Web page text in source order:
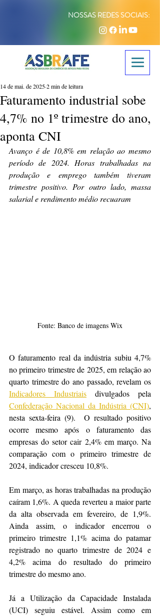
NOSSAS REDES SOCIAIS:
Faturamento industrial sobe
4,7% no 1º trimestre do ano,
aponta CNI
14 de mai. de 20252 min de leitura
Avanço é de 10,8% em relação ao mesmo
período de 2024. Horas trabalhadas na
produção e emprego também tiveram
trimestre positivo. Por outro lado, massa
salarial e rendimento médio recuaram
Fonte: Banco de imagens Wix
O faturamento real da indústria subiu 4,7%
no primeiro trimestre de 2025, em relação ao
Indicadores Industriais
Confederação Nacional da Indústria (CNI),
nesta sexta-feira (9).  O resultado positivo
ocorre mesmo após o faturamento das
empresas do setor cair 2,4% em março. Na
comparação com o primeiro trimestre de
2024, indicador cresceu 10,8%.
Em março, as horas trabalhadas na produção
caíram 1,6%. A queda reverteu a maior parte
da alta observada em fevereiro, de 1,9%.
Ainda assim, o indicador encerrou o
primeiro trimestre 1,1% acima do patamar
registrado no quarto trimestre de 2024 e
4,2% acima do resultado do primeiro
trimestre do mesmo ano.
Já a Utilização da Capacidade Instalada
(UCI) seguiu estável. Assim como em